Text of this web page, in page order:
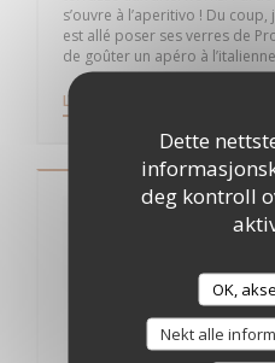
Dette
deg kontroll
OK,
Nekt alle
s’ouvre à l’aperitivo ! Du
est allé poser ses verres de
de goûter un apéro à
LES ARTIKKELEN